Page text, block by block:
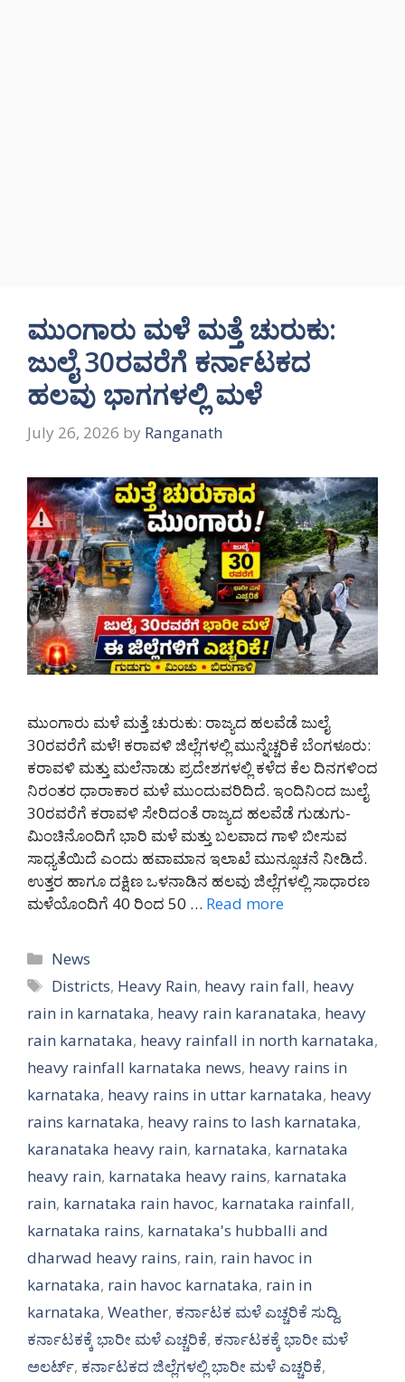
ಮುಂಗಾರು ಮಳೆ ಮತ್ತೆ ಚುರುಕು:
ಜುಲೈ 30ರವರೆಗೆ ಕರ್ನಾಟಕದ
ಹಲವು ಭಾಗಗಳಲ್ಲಿ ಮಳೆ
July 26, 2026 by Ranganath
ಮುಂಗಾರು ಮಳೆ ಮತ್ತೆ ಚುರುಕು: ರಾಜ್ಯದ ಹಲವೆಡೆ ಜುಲೈ
30ರವರೆಗೆ ಮಳೆ! ಕರಾವಳಿ ಜಿಲ್ಲೆಗಳಲ್ಲಿ ಮುನ್ನೆಚ್ಚರಿಕೆ ಬೆಂಗಳೂರು:
ಕರಾವಳಿ ಮತ್ತು ಮಲೆನಾಡು ಪ್ರದೇಶಗಳಲ್ಲಿ ಕಳೆದ ಕೆಲ ದಿನಗಳಿಂದ
ನಿರಂತರ ಧಾರಾಕಾರ ಮಳೆ ಮುಂದುವರಿದಿದೆ. ಇಂದಿನಿಂದ ಜುಲೈ
30ರವರೆಗೆ ಕರಾವಳಿ ಸೇರಿದಂತೆ ರಾಜ್ಯದ ಹಲವೆಡೆ ಗುಡುಗು-
ಮಿಂಚಿನೊಂದಿಗೆ ಭಾರಿ ಮಳೆ ಮತ್ತು ಬಲವಾದ ಗಾಳಿ ಬೀಸುವ
ಸಾಧ್ಯತೆಯಿದೆ ಎಂದು ಹವಾಮಾನ ಇಲಾಖೆ ಮುನ್ಸೂಚನೆ ನೀಡಿದೆ.
ಉತ್ತರ ಹಾಗೂ ದಕ್ಷಿಣ ಒಳನಾಡಿನ ಹಲವು ಜಿಲ್ಲೆಗಳಲ್ಲಿ ಸಾಧಾರಣ
ಮಳೆಯೊಂದಿಗೆ 40 ರಿಂದ 50 … Read more
Categories
News
Tags
Districts, Heavy Rain, heavy rain fall, heavy
rain in karnataka, heavy rain karanataka, heavy
rain karnataka, heavy rainfall in north karnataka,
heavy rainfall karnataka news, heavy rains in
karnataka, heavy rains in uttar karnataka, heavy
rains karnataka, heavy rains to lash karnataka,
karanataka heavy rain, karnataka, karnataka
heavy rain, karnataka heavy rains, karnataka
rain, karnataka rain havoc, karnataka rainfall,
karnataka rains, karnataka's hubballi and
dharwad heavy rains, rain, rain havoc in
karnataka, rain havoc karnataka, rain in
karnataka, Weather, ಕರ್ನಾಟಕ ಮಳೆ ಎಚ್ಚರಿಕೆ ಸುದ್ದಿ,
ಕರ್ನಾಟಕಕ್ಕೆ ಭಾರೀ ಮಳೆ ಎಚ್ಚರಿಕೆ, ಕರ್ನಾಟಕಕ್ಕೆ ಭಾರೀ ಮಳೆ
ಅಲರ್ಟ್‌, ಕರ್ನಾಟಕದ ಜಿಲ್ಲೆಗಳಲ್ಲಿ ಭಾರೀ ಮಳೆ ಎಚ್ಚರಿಕೆ,